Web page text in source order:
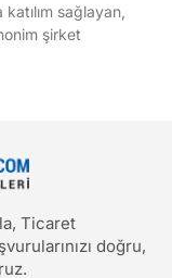
sağlayan,
şirket
Ticaret
doğru,